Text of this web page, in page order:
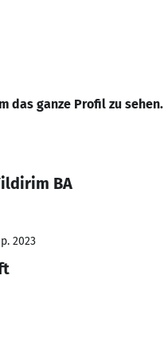
das ganze Profil zu sehen.
BA
2023